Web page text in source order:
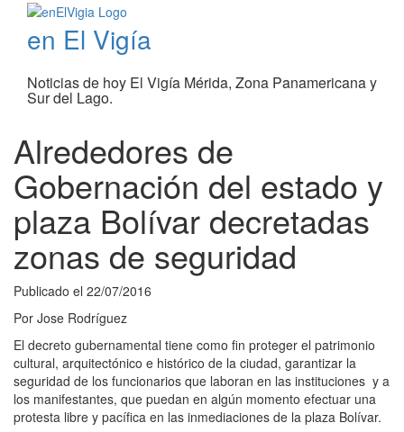
en El Vigía
Noticias de hoy El Vigía Mérida, Zona Panamericana y
Sur del Lago.
Alrededores de
Gobernación del estado y
plaza Bolívar decretadas
zonas de seguridad
Publicado el 22/07/2016
Por Jose Rodríguez
El decreto gubernamental tiene como fin proteger el patrimonio
cultural, arquitectónico e histórico de la ciudad, garantizar la
seguridad de los funcionarios que laboran en las instituciones y a
los manifestantes, que puedan en algún momento efectuar una
protesta libre y pacífica en las inmediaciones de la plaza Bolívar.